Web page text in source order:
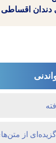
دندان
از